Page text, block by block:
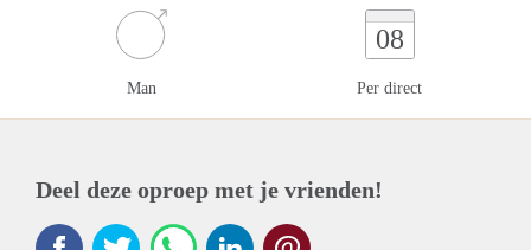
Man
08
Per direct
Deel deze oproep met je vrienden!